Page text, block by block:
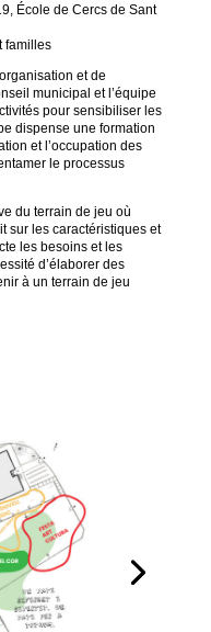
École de Cercs de Sant
familles
et de
municipal et l’équipe
pour sensibiliser les
dispense une formation
et l’occupation des
le processus
du terrain de jeu où
sur les caractéristiques et
les besoins et les
d’élaborer des
à un terrain de jeu